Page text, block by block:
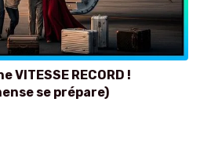
VITESSE RECORD !
se prépare)